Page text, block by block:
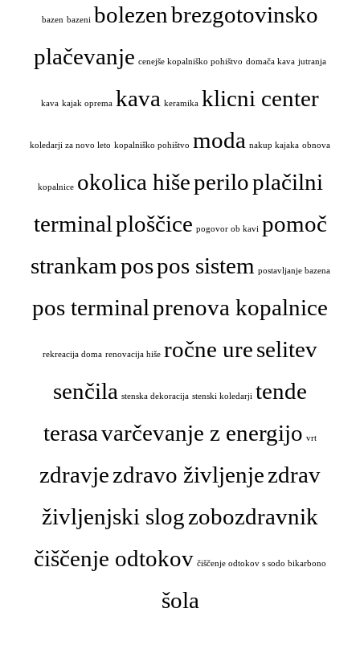
bazen bazeni bolezenbrezgotovinsko
plačevanje cenejše kopalniško pohištvo domača kava jutranja
kava kajak oprema kava keramika klicni center
koledarji za novo leto kopalniško pohištvo moda nakup kajaka obnova
kopalnice okolica hišeperiloplačilni
terminalploščice pogovor ob kavi pomoč
strankampospos sistem postavljanje bazena
pos terminalprenova kopalnice
rekreacija doma renovacija hiše ročne ureselitev
senčila stenska dekoracija stenski koledarji tende
terasavarčevanje z energijo vrt
zdravjezdravo življenjezdrav
življenjski slogzobozdravnik
čiščenje odtokov čiščenje odtokov s sodo bikarbono
šola